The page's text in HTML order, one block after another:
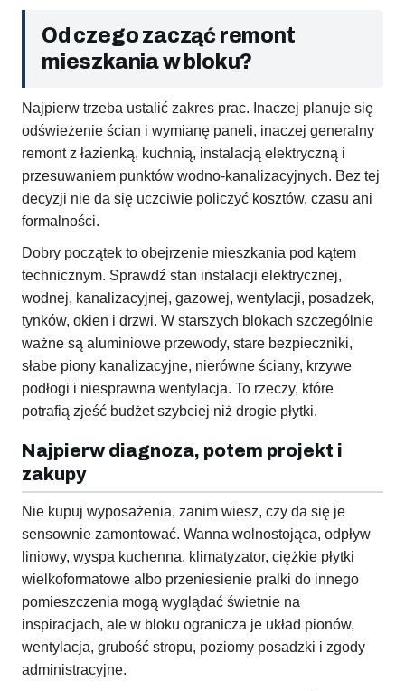
Od czego zacząć remont
mieszkania w bloku?
Najpierw trzeba ustalić zakres prac. Inaczej planuje się
odświeżenie ścian i wymianę paneli, inaczej generalny
remont z łazienką, kuchnią, instalacją elektryczną i
przesuwaniem punktów wodno-kanalizacyjnych. Bez tej
decyzji nie da się uczciwie policzyć kosztów, czasu ani
formalności.
Dobry początek to obejrzenie mieszkania pod kątem
technicznym. Sprawdź stan instalacji elektrycznej,
wodnej, kanalizacyjnej, gazowej, wentylacji, posadzek,
tynków, okien i drzwi. W starszych blokach szczególnie
ważne są aluminiowe przewody, stare bezpieczniki,
słabe piony kanalizacyjne, nierówne ściany, krzywe
podłogi i niesprawna wentylacja. To rzeczy, które
potrafią zjeść budżet szybciej niż drogie płytki.
Najpierw diagnoza, potem projekt i
zakupy
Nie kupuj wyposażenia, zanim wiesz, czy da się je
sensownie zamontować. Wanna wolnostojąca, odpływ
liniowy, wyspa kuchenna, klimatyzator, ciężkie płytki
wielkoformatowe albo przeniesienie pralki do innego
pomieszczenia mogą wyglądać świetnie na
inspiracjach, ale w bloku ogranicza je układ pionów,
wentylacja, grubość stropu, poziomy posadzki i zgody
administracyjne.